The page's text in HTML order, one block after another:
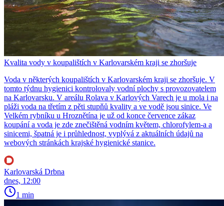
Kvalita vody v koupalištích v Karlovarském kraji se zhoršuje
Voda v některých koupalištích v Karlovarském kraji se zhoršuje. V
tomto týdnu hygienici kontrolovaly vodní plochy s provozovatelem
na Karlovarsku. V areálu Rolava v Karlových Varech je u mola i na
pláži voda na třetím z pěti stupňů kvality a ve vodě jsou sinice. Ve
Velkém rybníku u Hroznětína je už od konce července zákaz
koupání a voda je zde znečištěná vodním květem, chlorofylem-a a
sinicemi, špatná je i průhlednost, vyplývá z aktuálních údajů na
webových stránkách krajské hygienické stanice.
Karlovarská Drbna
dnes, 12:00
1 min